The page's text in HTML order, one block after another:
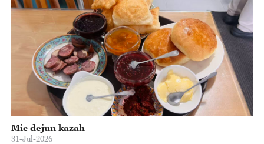
Mic dejun kazah
31-Jul-2026